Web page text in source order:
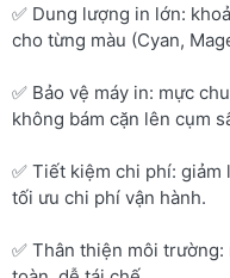
✅ Dung lượng in lớn:
cho từng màu (Cyan,
✅ Bảo vệ máy in: mực
không bám cặn lên cụm
✅ Tiết kiệm chi phí:
tối ưu chi phí vận hành.
✅ Thân thiện môi